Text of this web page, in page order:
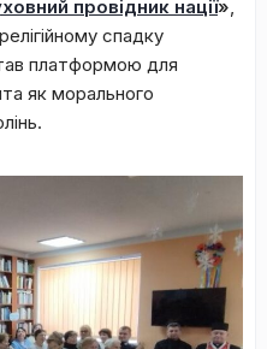
провідник нації»,
спадку
платформою для
як морального